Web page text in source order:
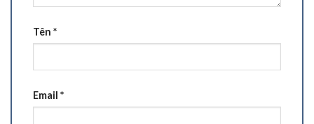
Tên *
Email *